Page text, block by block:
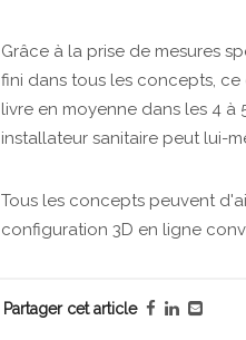
Grâce à la prise de mesures
fini dans tous les concepts,
livre en moyenne dans les 4 à
installateur sanitaire peut lui-
Tous les concepts peuvent
configuration 3D en ligne
Partager cet article